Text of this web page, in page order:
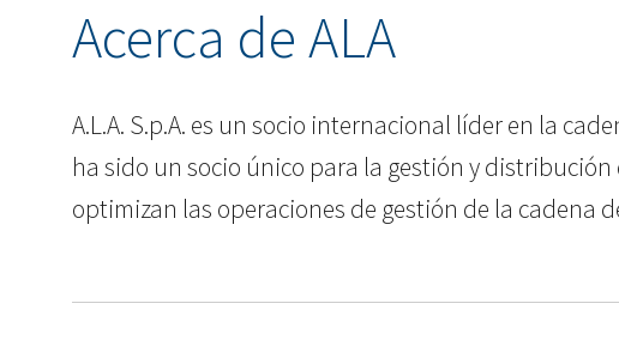
Acerca de ALA
A.L.A. S.p.A. es un socio internacional líder en la
ha sido un socio único para la gestión y
optimizan las operaciones de gestión de la cadena